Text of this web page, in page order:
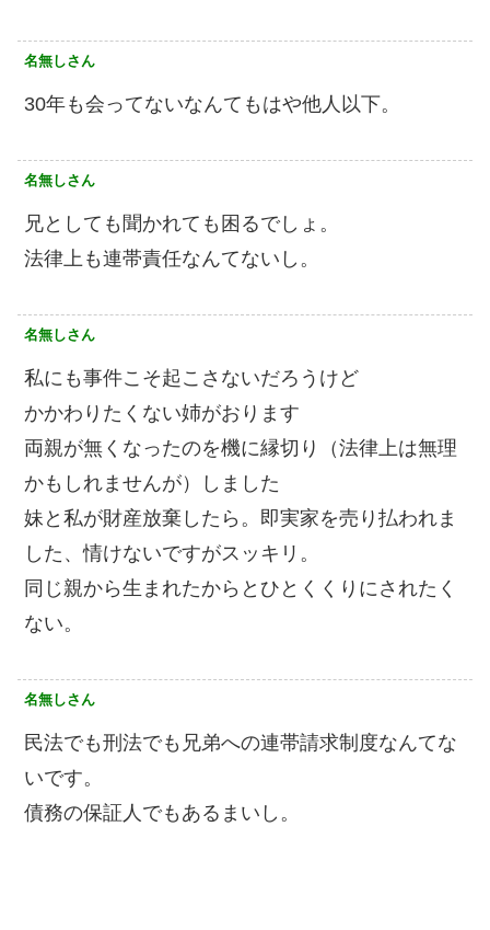
名無しさん
30年も会ってないなんてもはや他人以下。
名無しさん
兄としても聞かれても困るでしょ。
法律上も連帯責任なんてないし。
名無しさん
私にも事件こそ起こさないだろうけど
かかわりたくない姉がおります
両親が無くなったのを機に縁切り（法律上は無理
かもしれませんが）しました
妹と私が財産放棄したら。即実家を売り払われま
した、情けないですがスッキリ。
同じ親から生まれたからとひとくくりにされたく
ない。
名無しさん
民法でも刑法でも兄弟への連帯請求制度なんてな
いです。
債務の保証人でもあるまいし。